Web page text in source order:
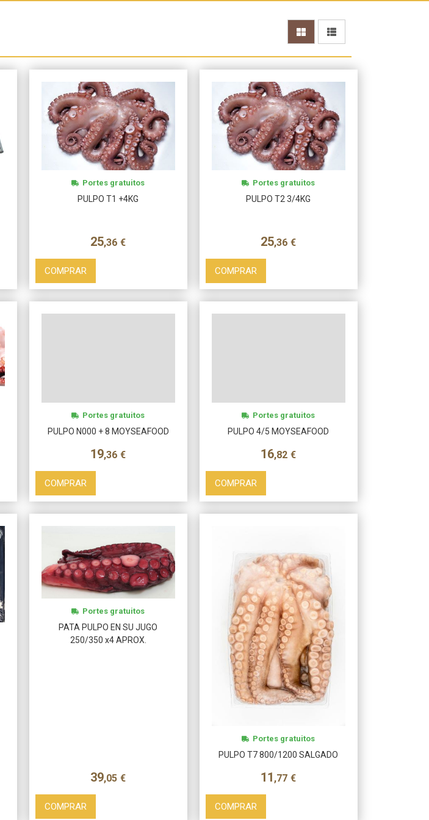
PULPO T1 +4KG
25,36 €
Portes gratuitos
COMPRAR
PULPO T2 3/4KG
25,36 €
Portes gratuitos
COMPRAR
PULPO N000 + 8 MOYSEAFOOD
19,36 €
Portes gratuitos
COMPRAR
PULPO 4/5 MOYSEAFOOD
16,82 €
Portes gratuitos
COMPRAR
PATA PULPO EN SU JUGO
250/350 x4 APROX.
39,05 €
Portes gratuitos
COMPRAR
PULPO T7 800/1200 SALGADO
11 ,77 €
Portes gratuitos
COMPRAR